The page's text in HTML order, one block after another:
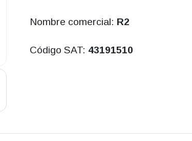
Nombre comercial: R2
Código SAT: 43191510